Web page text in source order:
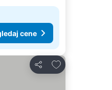
cene
Deli
Dodati u favorite